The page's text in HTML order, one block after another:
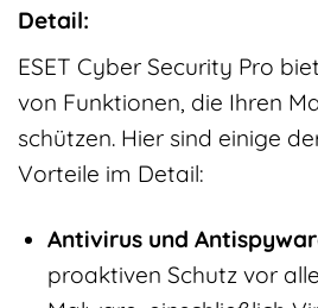
Detail:
ESET Cyber Security Pro
von Funktionen, die Ihren
schützen. Hier sind einige
Vorteile im Detail:
Antivirus und
proaktiven Schutz vor